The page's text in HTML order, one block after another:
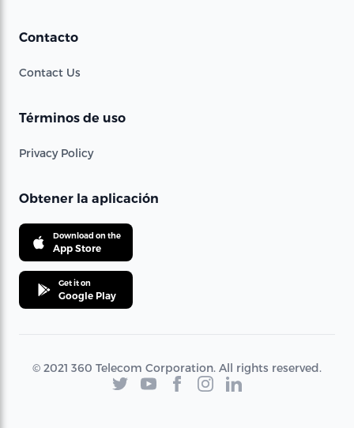
Contacto
Contact Us
Términos de uso
Privacy Policy
Obtener la aplicación
Download on the
App Store
Get it on
Google Play
© 2021 360 Telecom Corporation. All rights reserved.